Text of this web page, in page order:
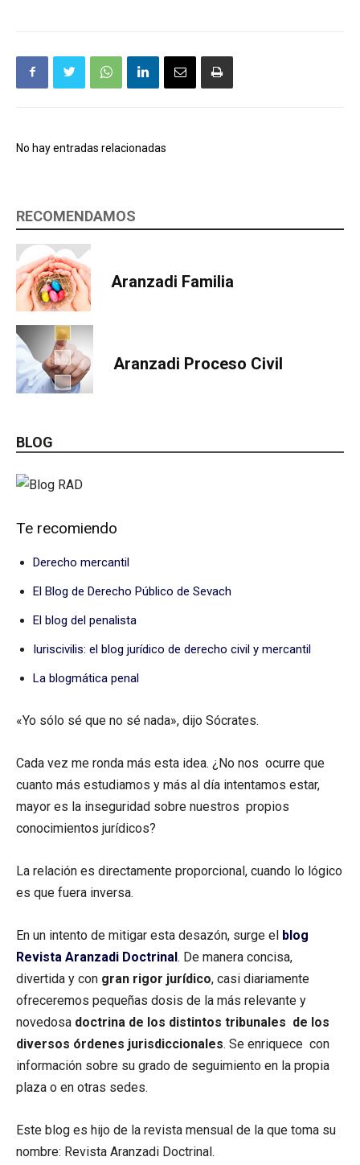
No hay entradas relacionadas
RECOMENDAMOS
Aranzadi Familia
Aranzadi Proceso Civil
BLOG
Te recomiendo
Derecho mercantil
El Blog de Derecho Público de Sevach
El blog del penalista
Iuriscivilis: el blog jurídico de derecho civil y mercantil
La blogmática penal
«Yo sólo sé que no sé nada», dijo Sócrates.
Cada vez me ronda más esta idea. ¿No nos ocurre que
cuanto más estudiamos y más al día intentamos estar,
mayor es la inseguridad sobre nuestros propios
conocimientos jurídicos?
La relación es directamente proporcional, cuando lo lógico
es que fuera inversa.
En un intento de mitigar esta desazón, surge el blog
Revista Aranzadi Doctrinal . De manera concisa,
divertida y con gran rigor jurídico, casi diariamente
ofreceremos pequeñas dosis de la más relevante y
novedosa doctrina de los distintos tribunales de los
diversos órdenes jurisdiccionales. Se enriquece con
información sobre su grado de seguimiento en la propia
plaza o en otras sedes.
Este blog es hijo de la revista mensual de la que toma su
nombre: Revista Aranzadi Doctrinal.